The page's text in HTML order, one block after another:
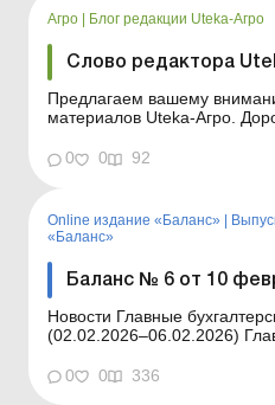
Предприниматель исп...
Агро Блог редакции Uteka-Агро
Слово редактора
Предлагаем вашему
материалов Uteka-Агро.
материалов Uteka-Агро. Налог на прибыль и МНО:
Рассмотрено, кто из
0 0 92
Online издание «Баланс» |
«Баланс»
Баланс № 6 от 10
Новости Главные бухгалтерские новости недели
(02.02.2026–06.02.2026) Главные новости о важнейших
ежедневно Содержание номера
0 0 336